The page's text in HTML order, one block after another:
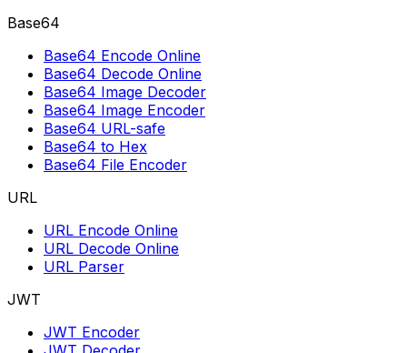
Base64
Base64 Encode Online
Base64 Decode Online
Base64 Image Decoder
Base64 Image Encoder
Base64 URL-safe
Base64 to Hex
Base64 File Encoder
URL
URL Encode Online
URL Decode Online
URL Parser
JWT
JWT Encoder